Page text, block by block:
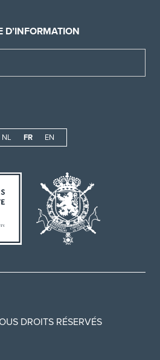
D’INFORMATION
NL FR EN
DROITS RÉSERVÉS